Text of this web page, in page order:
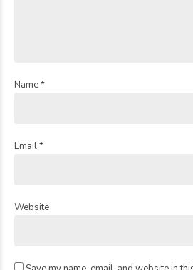
Name *
Email *
Website